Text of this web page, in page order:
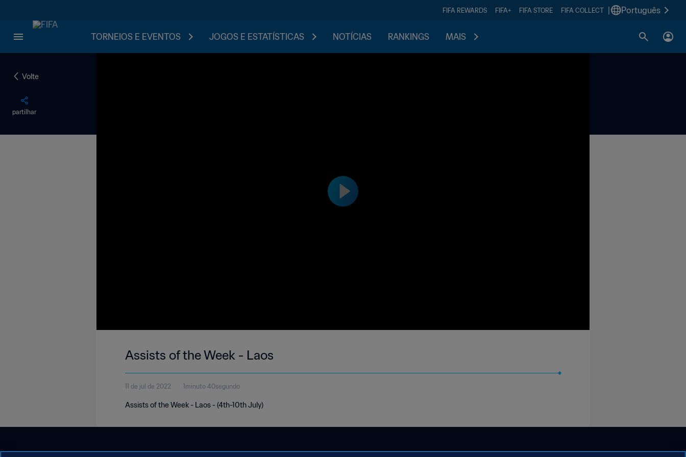
FIFA REWARDS FIFA+ FIFA STORE FIFA COLLECT Português
TORNEIOS E EVENTOS JOGOS E ESTATÍSTICAS NOTÍCIAS RANKINGS MAIS
Volte
partilhar
Assists of the Week - Laos
11 de jul de 2022 1minuto 40segundo
Assists of the Week - Laos - (4th-10th July)